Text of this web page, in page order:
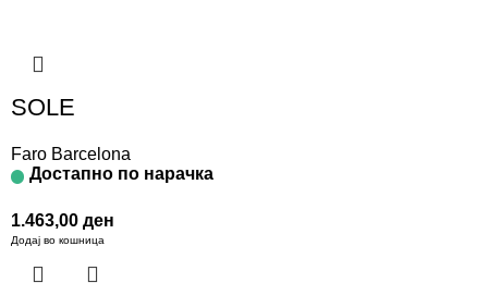
SOLE
Faro Barcelona
Достапно по нарачка
1.463,00 ден
Додај во кошница